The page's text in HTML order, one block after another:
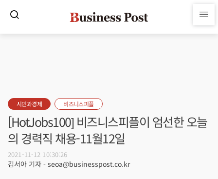
시민과경제 비즈니스피플
[HotJobs100] 비즈니스피플이 엄선한 오늘
의 경력직 채용-11월12일
2021-11-12 10:30:26
김서아 기자 - seoa@businesspost.co.kr